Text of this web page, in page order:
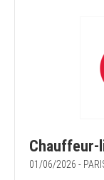
Chauffeur-
01/06/2026 -